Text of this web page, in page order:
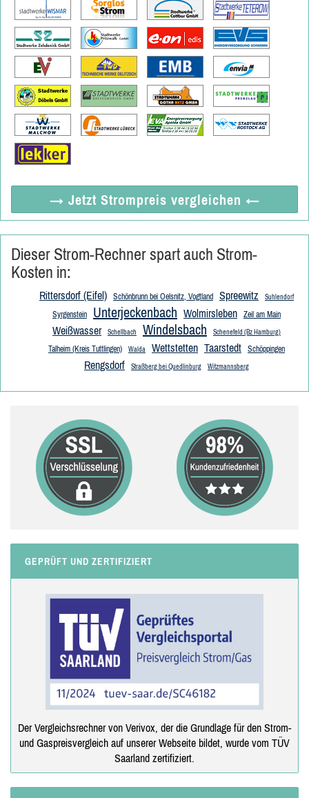
→ Jetzt Strompreis vergleichen ←
Dieser Strom-Rechner spart auch Strom-
Kosten in:
Rittersdorf (Eifel) Schönbrunn bei Oelsnitz, Vogtland Spreewitz Suhlendorf
Syrgenstein Unterjeckenbach Wolmirsleben Zeil am Main
Weißwasser Schellbach Windelsbach Schenefeld (Bz Hamburg)
Talheim (Kreis Tuttlingen) Walda Wettstetten Taarstedt Schöppingen
Rengsdorf Straßberg bei Quedlinburg Witzmannsberg
GEPRÜFT UND ZERTIFIZIERT
Der Vergleichsrechner von Verivox, der die Grundlage für den Strom-
und Gaspreisvergleich auf unserer Webseite bildet, wurde vom TÜV
Saarland zertifiziert.